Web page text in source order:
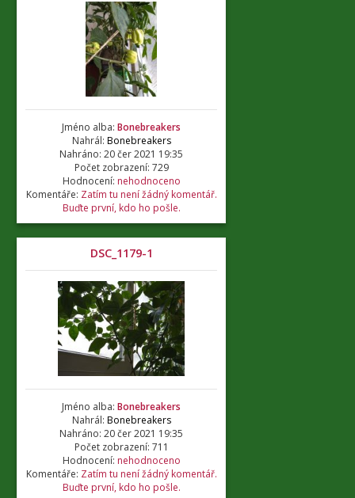
Jméno alba: Bonebreakers
Nahrál: Bonebreakers
Nahráno: 20 čer 2021 19:35
Počet zobrazení: 729
Hodnocení: nehodnoceno
Komentáře: Zatím tu není žádný komentář.
Buďte první, kdo ho pošle.
DSC_1179-1
Jméno alba: Bonebreakers
Nahrál: Bonebreakers
Nahráno: 20 čer 2021 19:35
Počet zobrazení: 711
Hodnocení: nehodnoceno
Komentáře: Zatím tu není žádný komentář.
Buďte první, kdo ho pošle.